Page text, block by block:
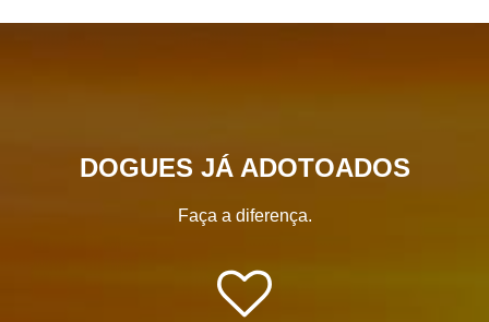
DOGUES JÁ ADOTOADOS
Faça a diferença.